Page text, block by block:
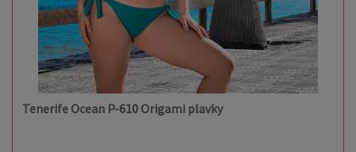
Tenerife Ocean P-610 Origami plavky